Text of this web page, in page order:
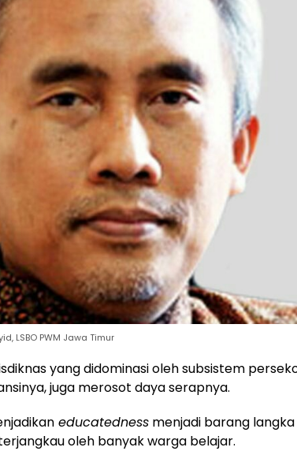
LSBO PWM Jawa Timur
yang didominasi oleh subsistem
juga merosot daya serapnya.
educatedness menjadi barang
oleh banyak warga belajar.